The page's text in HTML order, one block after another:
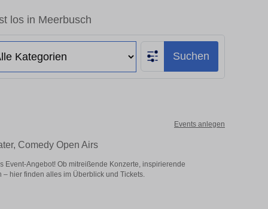
los in Meerbusch
Suchen
Events anlegen
Comedy Open Airs
Angebot! Ob mitreißende Konzerte, inspirierende
hier finden alles im Überblick und Tickets.